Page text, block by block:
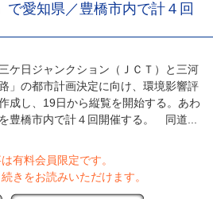
で愛知県／豊橋市内で計４回
ケ日ジャンクション（ＪＣＴ）と三河
」の都市計画決定に向け、環境影響評
成し、19日から縦覧を開始する。あわ
豊橋市内で計４回開催する。 同道...
有料会員限定です。
きをお読みいただけます。